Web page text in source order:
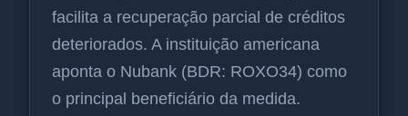
facilita a recuperação parcial de créditos
deteriorados. A instituição americana
aponta o Nubank (BDR: ROXO34) como
o principal beneficiário da medida.